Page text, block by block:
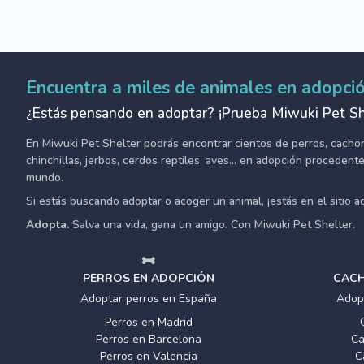
Encuentra a miles de animales en
¿Estás pensando en adoptar? ¡Prueba Miwuki Pet
En Miwuki Pet Shelter podrás encontrar cientos de perros,
chinchillas, jerbos, cerdos reptiles, aves... en adopción
mundo.
Si estás buscando adoptar o acoger un animal, ¡estás en el sitio
Adopta. Salva una vida, gana un amigo. Con Miwuki Pet Shelter.
PERROS EN ADOPCIÓN
Adoptar perros en España
Perros en Madrid
Perros en Barcelona
Perros en Valencia